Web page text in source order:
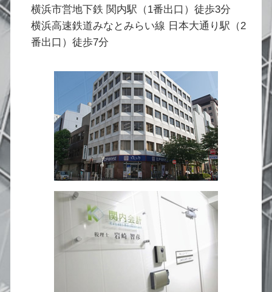
横浜市営地下鉄 関内駅（1番出口）徒歩3分
横浜高速鉄道みなとみらい線 日本大通り駅（2
番出口）徒歩7分